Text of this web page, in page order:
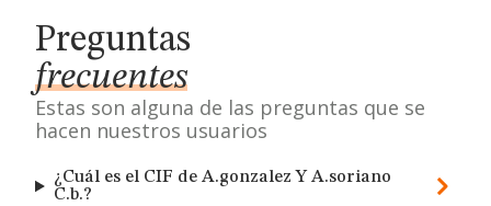
Preguntas
frecuentes
Estas son alguna de las preguntas que se
hacen nuestros usuarios
¿Cuál es el CIF de A.gonzalez Y A.soriano
C.b.?